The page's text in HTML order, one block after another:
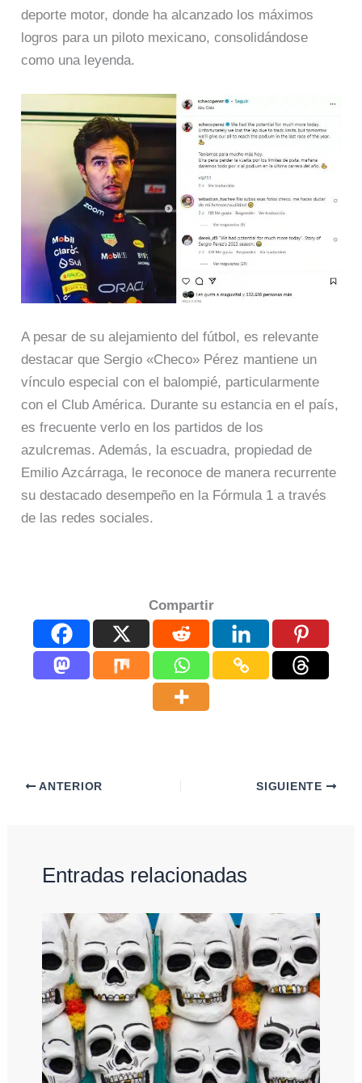
deporte motor, donde ha alcanzado los máximos
logros para un piloto mexicano, consolidándose
como una leyenda.
A pesar de su alejamiento del fútbol, es relevante
destacar que Sergio «Checo» Pérez mantiene un
vínculo especial con el balompié, particularmente
con el Club América. Durante su estancia en el país,
es frecuente verlo en los partidos de los
azulcremas. Además, la escuadra, propiedad de
Emilio Azcárraga, le reconoce de manera recurrente
su destacado desempeño en la Fórmula 1 a través
de las redes sociales.
Compartir
ANTERIOR SIGUIENTE
Entradas relacionadas